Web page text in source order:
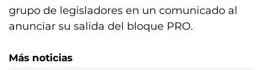
grupo de legisladores en un comunicado al
anunciar su salida del bloque PRO.
Más noticias